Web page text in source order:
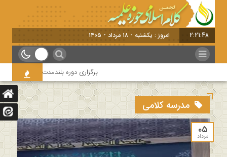
2:21:48 امروز : یکشنبه - ۱۸ مرداد - ۱۴۰۵
برگزاری دوره بلندمدت تخصصی و
مدرسه کلامی
۰۵
مرداد